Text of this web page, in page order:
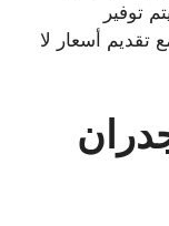
توفير
تقديم أسعار لا